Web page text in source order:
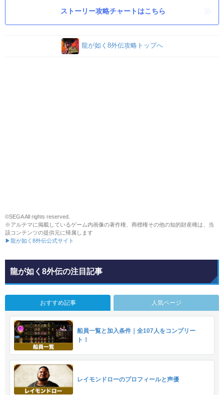
ストーリー攻略チャートはこちら
龍が如く8外伝攻略トップへ
©SEGA All rights reserved.
※アルテマに掲載しているゲーム内画像の著作権、商標権その他の知的財産権は、当
該コンテンツの提供元に帰属します
▶龍が如く8外伝公式サイト
龍が如く8外伝の注目記事
おすすめ記事 人気ページ
船員一覧と加入条件｜全107人をコンプリー
ト！
レイモンドローのプロフィールと声優